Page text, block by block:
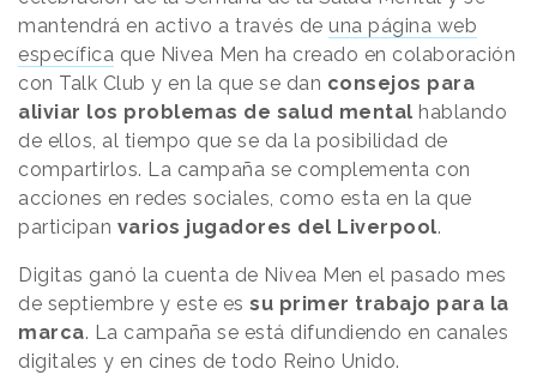
mantendrá en activo a través de una página web
específica que Nivea Men ha creado en colaboración
con Talk Club y en la que se dan consejos para
aliviar los problemas de salud mental hablando
de ellos, al tiempo que se da la posibilidad de
compartirlos. La campaña se complementa con
acciones en redes sociales, como esta en la que
participan varios jugadores del Liverpool.
Digitas ganó la cuenta de Nivea Men el pasado mes
de septiembre y este es su primer trabajo para la
marca. La campaña se está difundiendo en canales
digitales y en cines de todo Reino Unido.